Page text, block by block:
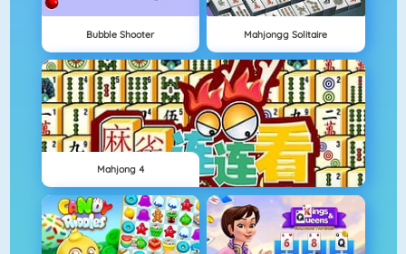
Bubble Shooter Mahjongg Solitaire
Mahjong 4